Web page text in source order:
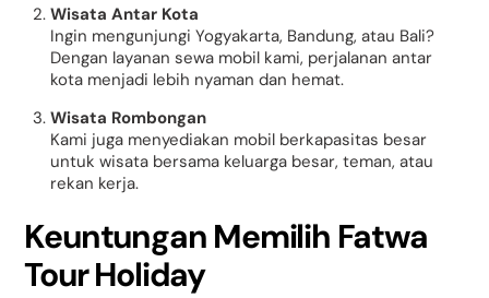
Wisata Antar Kota
Ingin mengunjungi Yogyakarta, Bandung, atau Bali?
Dengan layanan sewa mobil kami, perjalanan antar
kota menjadi lebih nyaman dan hemat.
Wisata Rombongan
Kami juga menyediakan mobil berkapasitas besar
untuk wisata bersama keluarga besar, teman, atau
rekan kerja.
Keuntungan Memilih Fatwa
Tour Holiday